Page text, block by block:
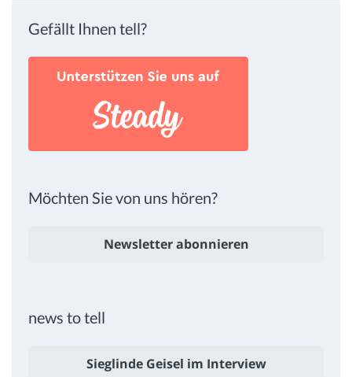
Gefällt Ihnen tell?
Möchten Sie von uns hören?
Newsletter abonnieren
news to tell
Sieglinde Geisel im Interview